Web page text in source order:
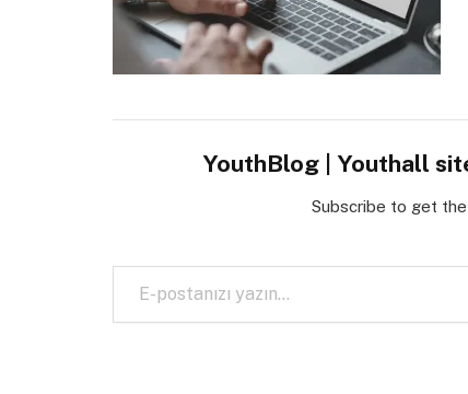
YouthBlog | Youthall
Subscribe to get
E-postanızı yazın…